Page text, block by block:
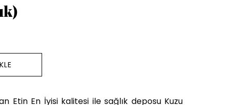
Etin En İyisi kalitesi ile sağlık deposu Kuzu